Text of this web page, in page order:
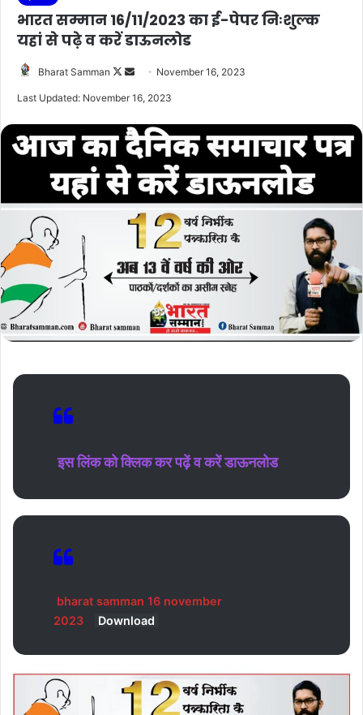
भारत सम्मान 16/11/2023 का ई-पेपर निःशुल्क
यहां से पढ़े व करें डाऊनलोड
Bharat Samman
Follow
Send November 16, 2023
Last Updated: November 16, 2023
इस लिंक को क्लिक कर पढ़ें व करें डाऊनलोड
bharat samman 16 november
2023
Download